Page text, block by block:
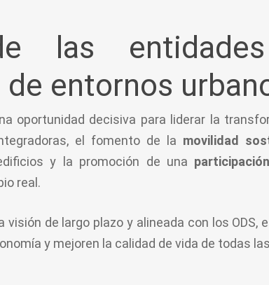
las
entornos
oportunidad decisiva para liderar la
el fomento de la movilidad
y la promoción de una
real.
visión de largo plazo y alineada con los
y mejoren la calidad de vida de todas